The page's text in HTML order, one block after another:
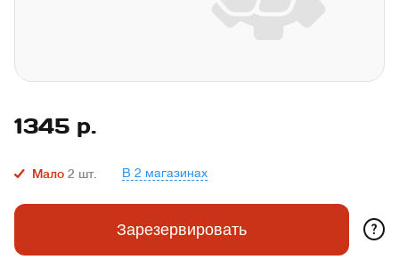
1345 р.
Мало 2 шт. В 2 магазинах
Зарезервировать ?